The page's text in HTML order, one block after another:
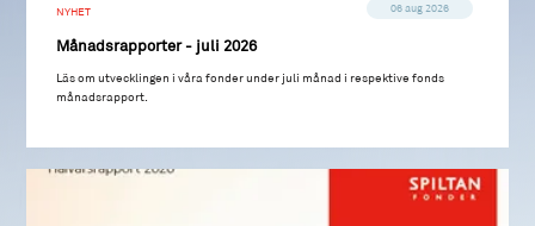
NYHET 06 aug 2026
Månadsrapporter - juli 2026
Läs om utvecklingen i våra fonder under juli månad i respektive fonds
månadsrapport.